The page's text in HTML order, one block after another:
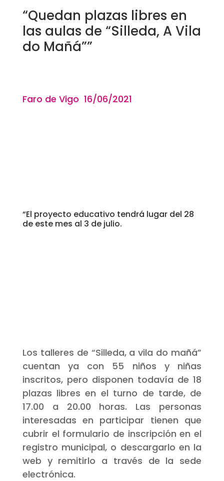
“Quedan plazas libres en
las aulas de “Silleda, A Vila
do Mañá””
Faro de Vigo 16/06/2021
“El proyecto educativo tendrá lugar del 28
de este mes al 3 de julio.
Los talleres de “Silleda, a vila do mañá”
cuentan ya con 55 niños y niñas
inscritos, pero disponen todavía de 18
plazas libres en el turno de tarde, de
17.00 a 20.00 horas. Las personas
interesadas en participar tienen que
cubrir el formulario de inscripción en el
registro municipal, o descargarlo en la
web y remitirlo a través de la sede
electrónica.